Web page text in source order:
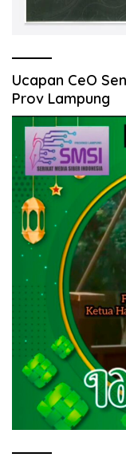
Ucapan CeO
Prov Lampung